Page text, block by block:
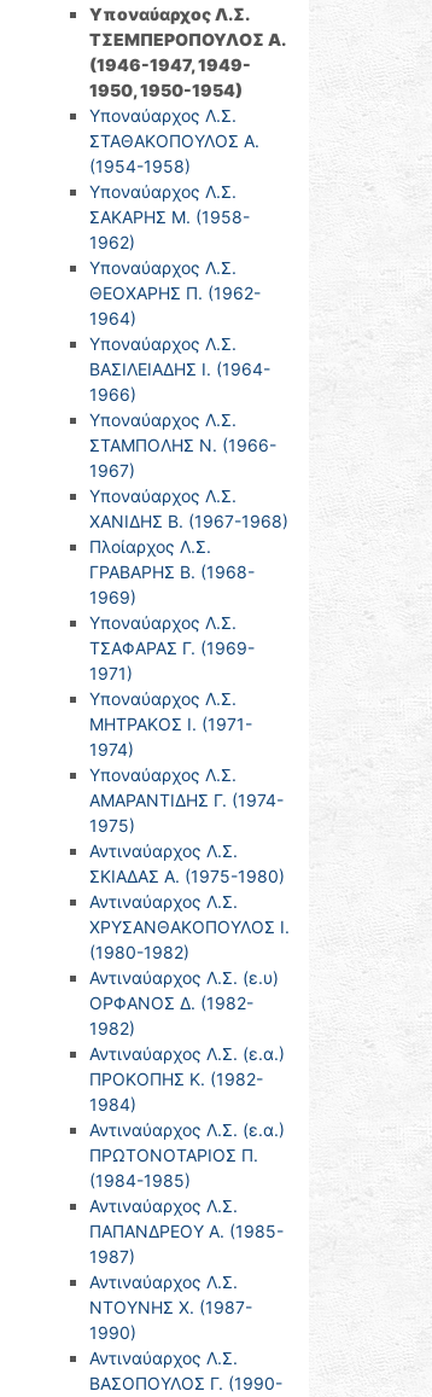
Υποναύαρχος Λ.Σ.
ΤΣΕΜΠΕΡΟΠΟΥΛΟΣ Α.
(1946-1947, 1949-
1950, 1950-1954)
Υποναύαρχος Λ.Σ.
ΣΤΑΘΑΚΟΠΟΥΛΟΣ Α.
(1954-1958)
Υποναύαρχος Λ.Σ.
ΣΑΚΑΡΗΣ Μ. (1958-
1962)
Υποναύαρχος Λ.Σ.
ΘΕΟΧΑΡΗΣ Π. (1962-
1964)
Υποναύαρχος Λ.Σ.
ΒΑΣΙΛΕΙΑΔΗΣ Ι. (1964-
1966)
Υποναύαρχος Λ.Σ.
ΣΤΑΜΠΟΛΗΣ Ν. (1966-
1967)
Υποναύαρχος Λ.Σ.
ΧΑΝΙΔΗΣ Β. (1967-1968)
Πλοίαρχος Λ.Σ.
ΓΡΑΒΑΡΗΣ Β. (1968-
1969)
Υποναύαρχος Λ.Σ.
ΤΣΑΦΑΡΑΣ Γ. (1969-
1971)
Υποναύαρχος Λ.Σ.
ΜΗΤΡΑΚΟΣ Ι. (1971-
1974)
Υποναύαρχος Λ.Σ.
ΑΜΑΡΑΝΤΙΔΗΣ Γ. (1974-
1975)
Αντιναύαρχος Λ.Σ.
ΣΚΙΑΔΑΣ Α. (1975-1980)
Αντιναύαρχος Λ.Σ.
ΧΡΥΣΑΝΘΑΚΟΠΟΥΛΟΣ Ι.
(1980-1982)
Αντιναύαρχος Λ.Σ. (ε.υ)
ΟΡΦΑΝΟΣ Δ. (1982-
1982)
Αντιναύαρχος Λ.Σ. (ε.α.)
ΠΡΟΚΟΠΗΣ Κ. (1982-
1984)
Αντιναύαρχος Λ.Σ. (ε.α.)
ΠΡΩΤΟΝΟΤΑΡΙΟΣ Π.
(1984-1985)
Αντιναύαρχος Λ.Σ.
ΠΑΠΑΝΔΡΕΟΥ Α. (1985-
1987)
Αντιναύαρχος Λ.Σ.
ΝΤΟΥΝΗΣ Χ. (1987-
1990)
Αντιναύαρχος Λ.Σ.
ΒΑΣΟΠΟΥΛΟΣ Γ. (1990-